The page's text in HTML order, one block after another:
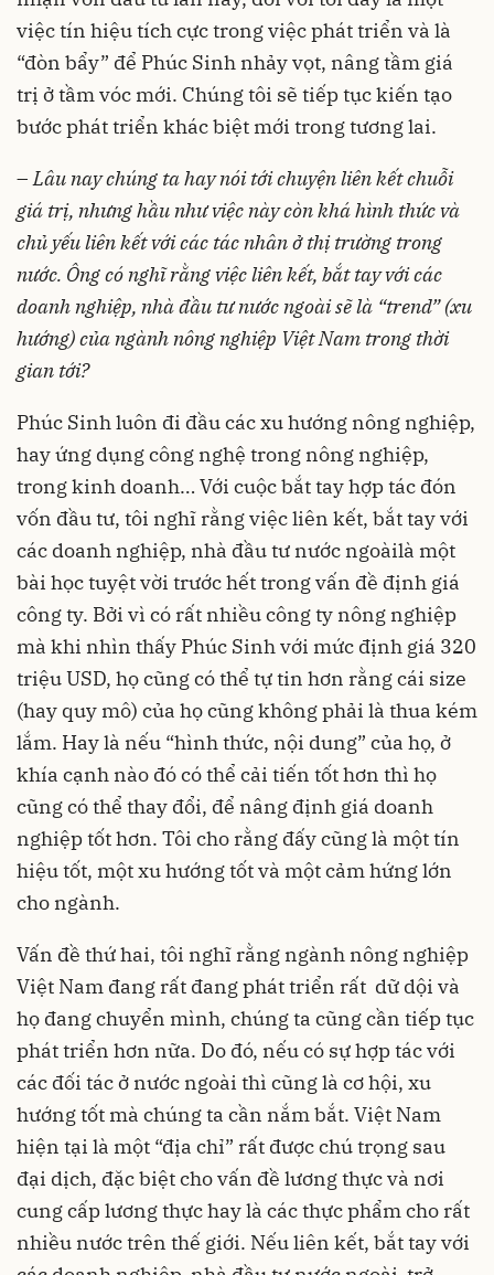
việc tín hiệu tích cực trong việc phát triển và là
“đòn bẩy” để Phúc Sinh nhảy vọt, nâng tầm giá
trị ở tầm vóc mới. Chúng tôi sẽ tiếp tục kiến tạo
bước phát triển khác biệt mới trong tương lai.
–Lâu nay chúng ta hay nói tới chuyện liên kết chuỗi
giá trị, nhưng hầu như việc này còn khá hình thức và
chủ yếu liên kết với các tác nhân ở thị trường trong
nước. Ông có nghĩ rằng việc liên kết, bắt tay với các
doanh nghiệp, nhà đầu tư nước ngoài sẽ là “trend” (xu
hướng) của ngành nông nghiệp Việt Nam trong thời
gian tới?
Phúc Sinh luôn đi đầu các xu hướng nông nghiệp,
hay ứng dụng công nghệ trong nông nghiệp,
trong kinh doanh… Với cuộc bắt tay hợp tác đón
vốn đầu tư, tôi nghĩ rằng việc liên kết, bắt tay với
các doanh nghiệp, nhà đầu tư nước ngoàilà một
bài học tuyệt vời trước hết trong vấn đề định giá
công ty. Bởi vì có rất nhiều công ty nông nghiệp
mà khi nhìn thấy Phúc Sinh với mức định giá 320
triệu USD, họ cũng có thể tự tin hơn rằng cái size
(hay quy mô) của họ cũng không phải là thua kém
lắm. Hay là nếu “hình thức, nội dung” của họ, ở
khía cạnh nào đó có thể cải tiến tốt hơn thì họ
cũng có thể thay đổi, để nâng định giá doanh
nghiệp tốt hơn. Tôi cho rằng đấy cũng là một tín
hiệu tốt, một xu hướng tốt và một cảm hứng lớn
cho ngành.
Vấn đề thứ hai, tôi nghĩ rằng ngành nông nghiệp
Việt Nam đang rất đang phát triển rất dữ dội và
họ đang chuyển mình, chúng ta cũng cần tiếp tục
phát triển hơn nữa. Do đó, nếu có sự hợp tác với
các đối tác ở nước ngoài thì cũng là cơ hội, xu
hướng tốt mà chúng ta cần nắm bắt. Việt Nam
hiện tại là một “địa chỉ” rất được chú trọng sau
đại dịch, đặc biệt cho vấn đề lương thực và nơi
cung cấp lương thực hay là các thực phẩm cho rất
nhiều nước trên thế giới. Nếu liên kết, bắt tay với